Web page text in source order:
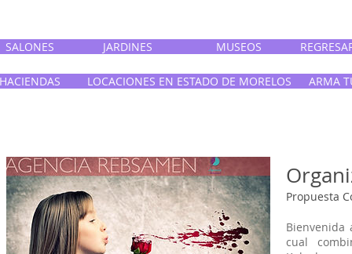
SALONES JARDINES MUSEOS
LOCACIONES EN ESTADO DE MORELOS ARMA
Propuesta
Bienvenida
cual